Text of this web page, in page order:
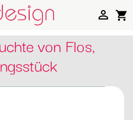
shopping_cart

von Flos,